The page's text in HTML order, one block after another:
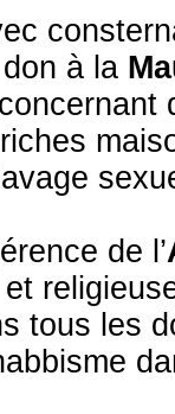
à la
de l’
tous les